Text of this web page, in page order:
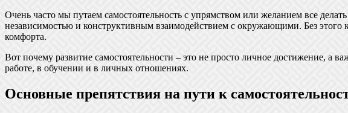
Очень часто мы путаем самостоятельность с упрямством или желанием все
независимостью и конструктивным взаимодействием с окружающими. Без этого
комфорта.
Вот почему развитие самостоятельности – это не просто личное достижение, а
работе, в обучении и в личных отношениях.
Основные препятствия на пути к